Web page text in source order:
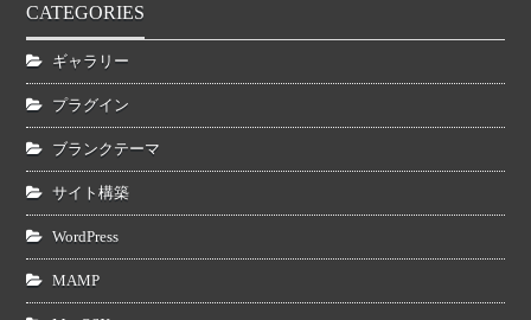
CATEGORIES
ギャラリー
プラグイン
ブランクテーマ
サイト構築
WordPress
MAMP